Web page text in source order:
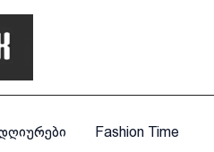
Fashion Time